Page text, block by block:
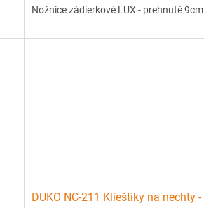
Nožnice zádierkové LUX - prehnuté 9cm
DUKO NC-211 Klieštiky na nechty -